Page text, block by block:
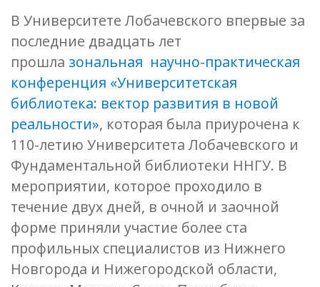
В Университете Лобачевского впервые за
последние двадцать лет
прошла зональная научно-практическая
конференция «Университетская
библиотека: вектор развития в новой
реальности», которая была приурочена к
110-летию Университета Лобачевского и
Фундаментальной библиотеки ННГУ. В
мероприятии, которое проходило в
течение двух дней, в очной и заочной
форме приняли участие более ста
профильных специалистов из Нижнего
Новгорода и Нижегородской области,